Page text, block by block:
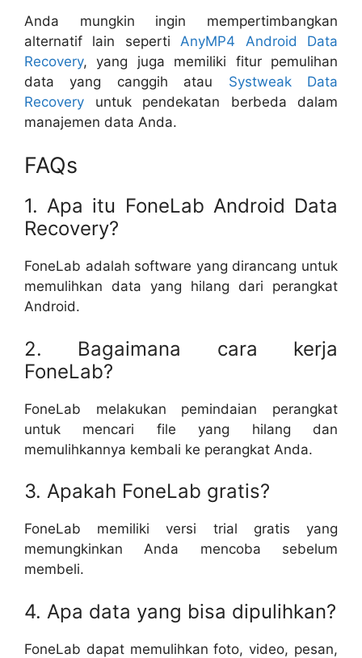
Anda mungkin ingin mempertimbangkan
alternatif lain seperti AnyMP4 Android Data
Recovery, yang juga memiliki fitur pemulihan
data yang canggih atau Systweak Data
Recovery untuk pendekatan berbeda dalam
manajemen data Anda.
FAQs
1. Apa itu FoneLab Android Data
Recovery?
FoneLab adalah software yang dirancang untuk
memulihkan data yang hilang dari perangkat
Android.
2. Bagaimana cara kerja
FoneLab?
FoneLab melakukan pemindaian perangkat
untuk mencari file yang hilang dan
memulihkannya kembali ke perangkat Anda.
3. Apakah FoneLab gratis?
FoneLab memiliki versi trial gratis yang
memungkinkan Anda mencoba sebelum
membeli.
4. Apa data yang bisa dipulihkan?
FoneLab dapat memulihkan foto, video, pesan,